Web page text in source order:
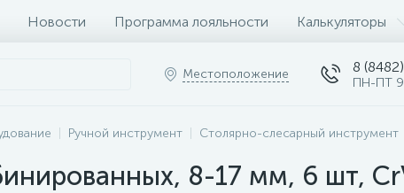
Новости Программа лояльности Калькуляторы
Местоположение 8 (8482)
ПН-ПТ
Ручной инструмент
Столярно-слесарный инструмент
8-17 мм, 6 шт,